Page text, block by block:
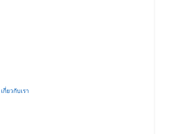
เกี่ยวกับเรา